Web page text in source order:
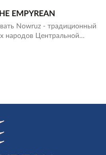
час, с 20:30 до 21:30.
EMPYREAN
Nowruz - традиционный
народов Центральной